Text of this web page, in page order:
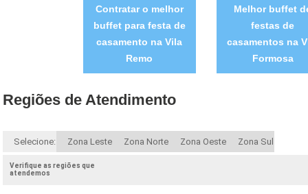
Contratar o melhor
buffet para festa de
casamento na Vila
Remo
Melhor buffet
festas de
casamentos na
Formosa
Regiões de Atendimento
Selecione: Zona Leste Zona Norte Zona Oeste Zona Sul
Verifique as regiões que
atendemos